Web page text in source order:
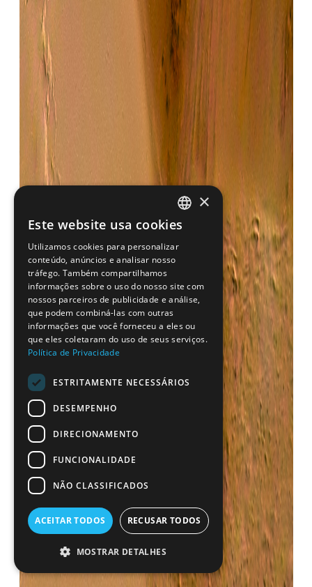
PORTUGUESE
ENGLISH
×
Este website usa cookies
Utilizamos cookies para personalizar
conteúdo, anúncios e analisar nosso
tráfego. Também compartilhamos
informações sobre o uso do nosso site com
nossos parceiros de publicidade e análise,
que podem combiná-las com outras
informações que você forneceu a eles ou
que eles coletaram do uso de seus serviços.
Política de Privacidade
ESTRITAMENTE NECESSÁRIOS
DESEMPENHO
DIRECIONAMENTO
FUNCIONALIDADE
NÃO CLASSIFICADOS
ACEITAR TODOS RECUSAR TODOS
MOSTRAR DETALHES